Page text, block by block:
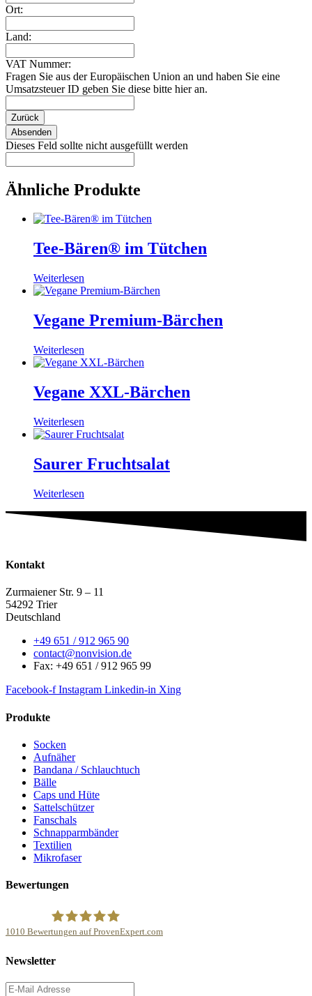
Ort:
Land:
VAT Nummer:
Fragen Sie aus der Europäischen Union an und haben Sie eine
Umsatzsteuer ID geben Sie diese bitte hier an.
Zurück
Absenden
Dieses Feld sollte nicht ausgefüllt werden
Ähnliche Produkte
Tee-Bären® im Tütchen
Weiterlesen
Vegane Premium-Bärchen
Weiterlesen
Vegane XXL-Bärchen
Weiterlesen
Saurer Fruchtsalat
Weiterlesen
Kontakt
Zurmaiener Str. 9 – 11
54292 Trier
Deutschland
+49 651 / 912 965 90
contact@nonvision.de
Fax: +49 651 / 912 965 99
Facebook-f Instagram Linkedin-in Xing
Produkte
Socken
Aufnäher
Bandana / Schlauchtuch
Bälle
Caps und Hüte
Sattelschützer
Fanschals
Schnapparmbänder
Textilien
Mikrofaser
Bewertungen
NonvisioN Werbeproduktion GmbH &Co.KG
1010 Bewertungen auf ProvenExpert.com
Newsletter